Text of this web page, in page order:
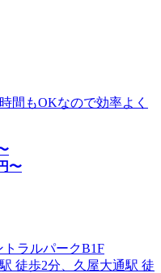
間もOKなので効率よく
〜
トラルパークB1F
徒歩2分、久屋大通駅 徒